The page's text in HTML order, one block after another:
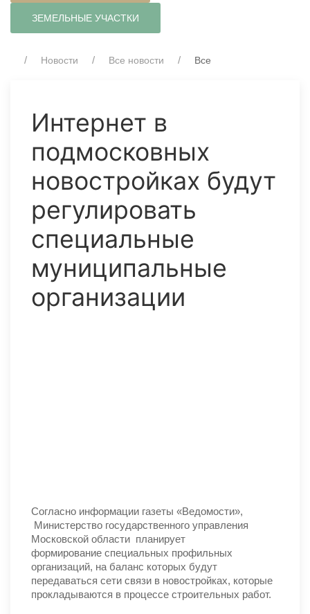
ЗЕМЕЛЬНЫЕ УЧАСТКИ
Новости Все новости Все
Интернет в
подмосковных
новостройках будут
регулировать
специальные
муниципальные
организации
Согласно информации газеты «Ведомости»,
Министерство государственного управления
Московской области планирует
формирование специальных профильных
организаций, на баланс которых будут
передаваться сети связи в новостройках, которые
прокладываются в процессе строительных работ.